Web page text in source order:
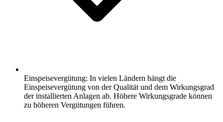
Einspeisevergütung: In vielen Ländern hängt die
Einspeisevergütung von der Qualität und dem Wirkungsgrad
der installierten Anlagen ab. Höhere Wirkungsgrade können
zu höheren Vergütungen führen.